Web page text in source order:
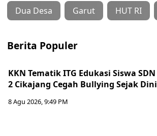
Dua Desa Garut HUT RI
Berita Populer
KKN Tematik ITG Edukasi Siswa SDN
2 Cikajang Cegah Bullying Sejak Dini
8 Agu 2026, 9:49 PM